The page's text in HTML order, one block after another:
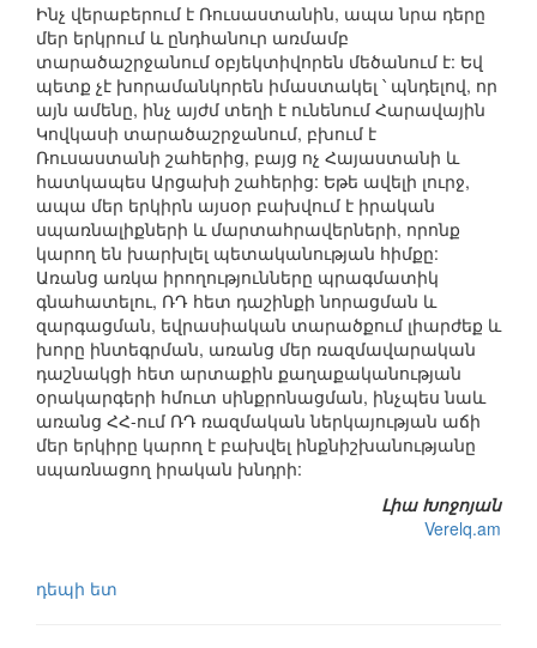
Ինչ վերաբերում է Ռուսաստանին, ապա նրա դերը
մեր երկրում և ընդհանուր առմամբ
տարածաշրջանում օբյեկտիվորեն մեծանում է: Եվ
պետք չէ խորամանկորեն իմաստակել ՝ պնդելով, որ
այն ամենը, ինչ այժմ տեղի է ունենում Հարավային
Կովկասի տարածաշրջանում, բխում է
Ռուսաստանի շահերից, բայց ոչ Հայաստանի և
հատկապես Արցախի շահերից: Եթե ավելի լուրջ,
ապա մեր երկիրն այսօր բախվում է իրական
սպառնալիքների և մարտահրավերների, որոնք
կարող են խարխլել պետականության հիմքը:
Առանց առկա իրողությունները պրագմատիկ
գնահատելու, ՌԴ հետ դաշինքի նորացման և
զարգացման, եվրասիական տարածքում լիարժեք և
խորը ինտեգրման, առանց մեր ռազմավարական
դաշնակցի հետ արտաքին քաղաքականության
օրակարգերի հմուտ սինքրոնացման, ինչպես նաև
առանց ՀՀ-ում ՌԴ ռազմական ներկայության աճի
մեր երկիրը կարող է բախվել ինքնիշխանությանը
սպառնացող իրական խնդրի:
Լիա Խոջոյան
Verelq.am
դեպի ետ